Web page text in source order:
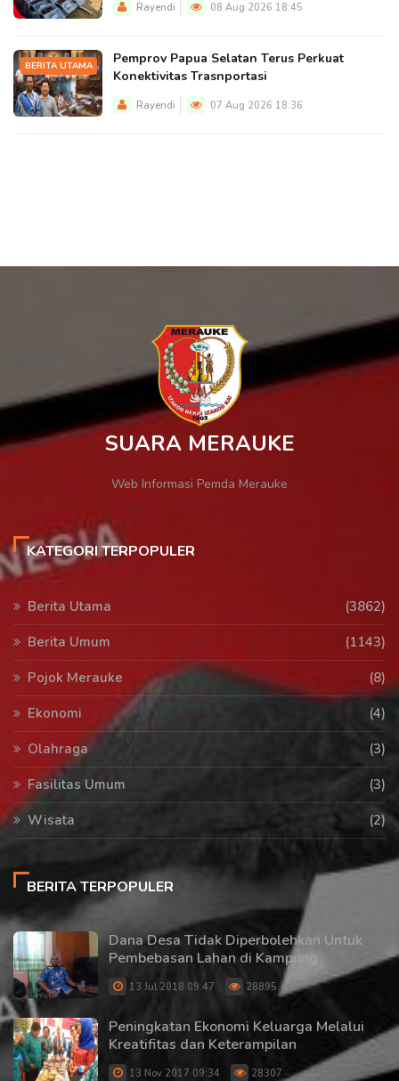
Rayendi 08 Aug 2026 18:45
BERITA UTAMA
Pemprov Papua Selatan Terus Perkuat
Konektivitas Trasnportasi
Rayendi 07 Aug 2026 18:36
SUARA MERAUKE
Web Informasi Pemda Merauke
KATEGORI TERPOPULER
Berita Utama
(3862)
Berita Umum
(1143)
Pojok Merauke
(8)
Ekonomi
(4)
Olahraga
(3)
Fasilitas Umum
(3)
Wisata
(2)
BERITA TERPOPULER
Dana Desa Tidak Diperbolehkan Untuk
Pembebasan Lahan di Kampung
13 Jul 2018 09:47 28895
Peningkatan Ekonomi Keluarga Melalui
Kreatifitas dan Keterampilan
13 Nov 2017 09:34 28307